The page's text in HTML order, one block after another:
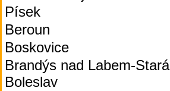
Písek
Beroun
Boskovice
Brandýs nad Labem-Stará
Boleslav